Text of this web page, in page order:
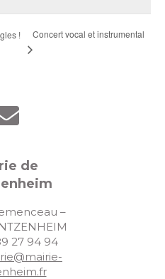
! Concert vocal et instrumental
de
–
27 94 94